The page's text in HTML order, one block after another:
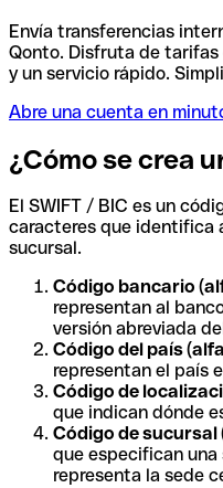
Envía transferencias
Qonto. Disfruta de
y un servicio rápido.
Abre una cuenta en
¿Cómo se crea
El SWIFT / BIC es un
caracteres que identifica
sucursal.
Código bancario
representan al
versión abreviada
Código del país
representan el país
Código de
que indican dónde
Código de
que especifican una
representa la sede